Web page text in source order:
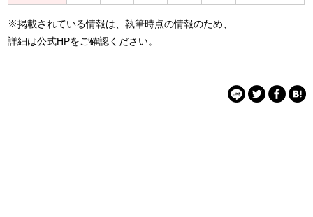
※掲載されている情報は、執筆時点の情報のため、
詳細は公式HPをご確認ください。